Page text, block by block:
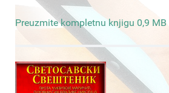
Preuzmite kompletnu knjigu 0,9 MB